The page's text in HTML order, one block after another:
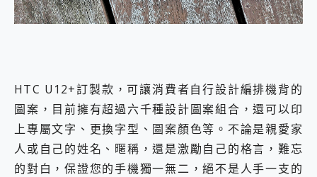
HTC U12+訂製款，可讓消費者自行設計編排機背的
圖案，目前擁有超過六千種設計圖案組合，還可以印
上專屬文字、更換字型、圖案顏色等。不論是親愛家
人或自己的姓名、暱稱，還是激勵自己的格言，難忘
的對白，保證您的手機獨一無二，絕不是人手一支的